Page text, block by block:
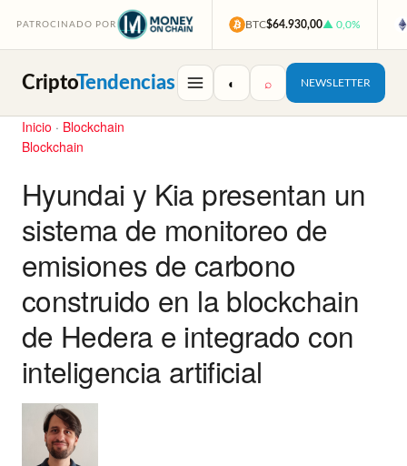
PATROCINADO POR BTC$64.930,00▲ 0,0%
CriptoTendencias ◐ ⌕ NEWSLETTER
Inicio · Blockchain
Blockchain
Hyundai y Kia presentan un
sistema de monitoreo de
emisiones de carbono
construido en la blockchain
de Hedera e integrado con
inteligencia artificial